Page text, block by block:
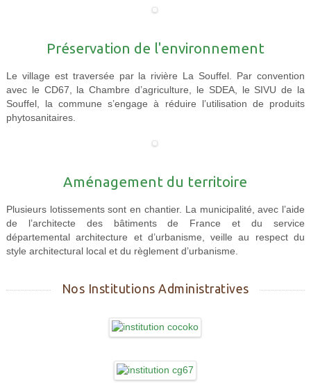
Préservation de l'environnement
Le village est traversée par la rivière La Souffel. Par convention
avec le CD67, la Chambre d’agriculture, le SDEA, le SIVU de la
Souffel, la commune s’engage à réduire l’utilisation de produits
phytosanitaires.
Aménagement du territoire
Plusieurs lotissements sont en chantier. La municipalité, avec l’aide
de l’architecte des bâtiments de France et du service
départemental architecture et d’urbanisme, veille au respect du
style architectural local et du règlement d’urbanisme.
Nos Institutions Administratives